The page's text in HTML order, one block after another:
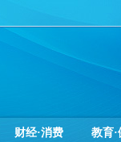
财经·消费
教育·